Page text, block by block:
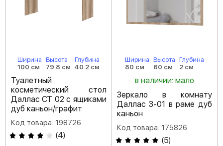
Ширина
100 см
Высота
79.8 см
Глубина
40.2 см
Туалетный
косметический стол
Даллас СТ 02 с ящиками
дуб каньон/графит
Код товара: 198726
(4)
Ширина
80 см
Высота
60 см
Глубина
2 см
в наличии: мало
Зеркало в комнату
Даллас З-01 в раме дуб
каньон
Код товара: 175826
(5)